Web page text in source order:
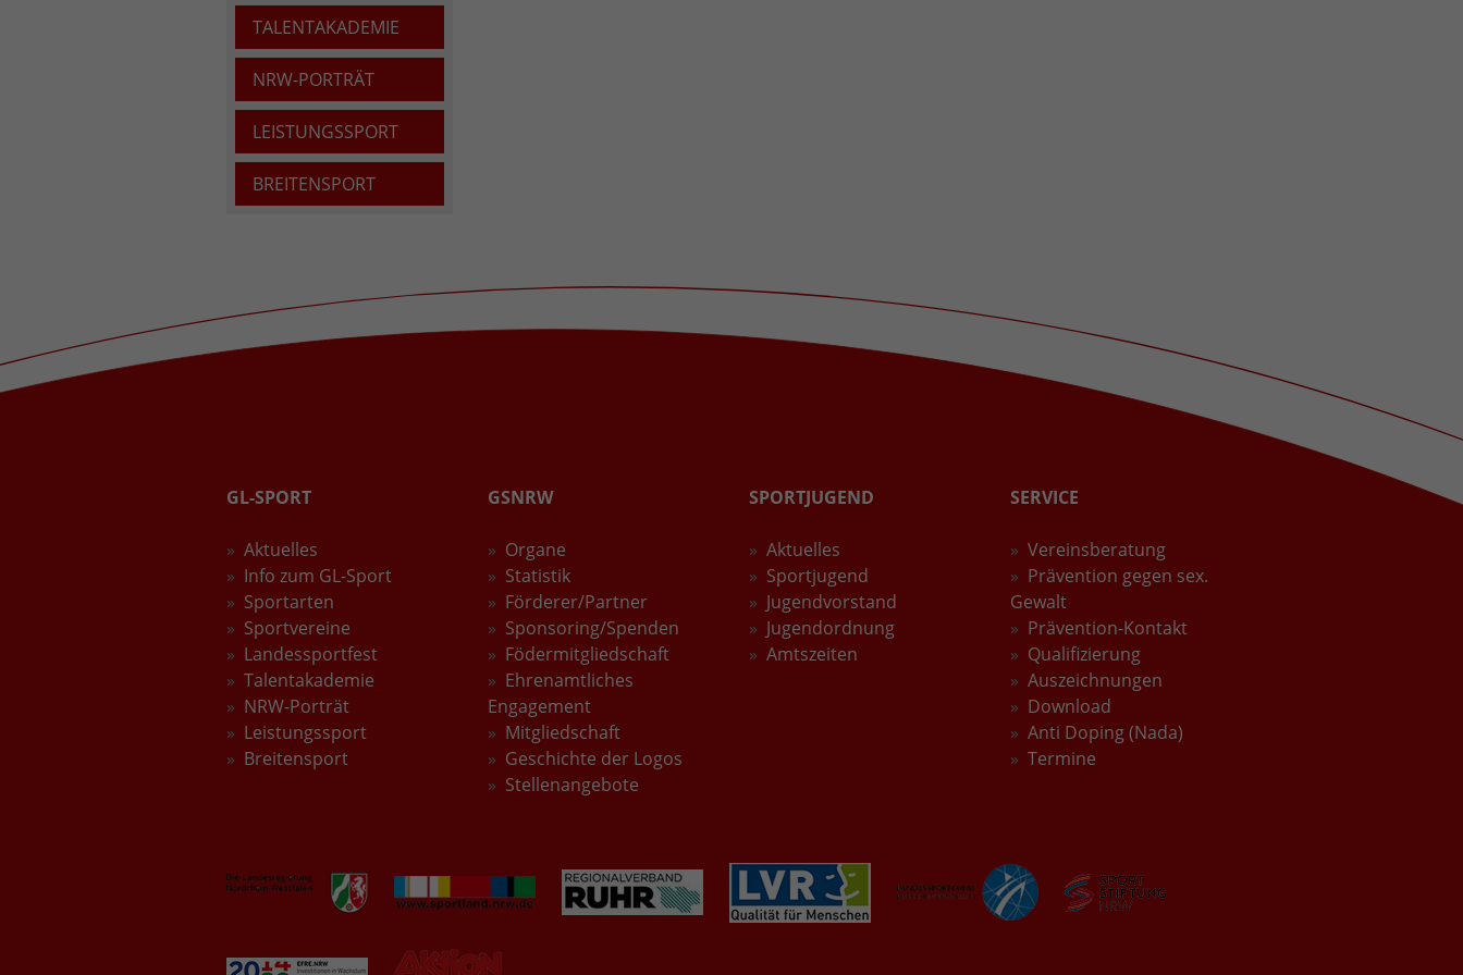
TALENTAKADEMIE
NRW-PORTRÄT
LEISTUNGSSPORT
BREITENSPORT
GL-SPORT
Aktuelles
Info zum GL-Sport
Sportarten
Sportvereine
Landessportfest
Talentakademie
NRW-Porträt
Leistungssport
Breitensport
GSNRW
Organe
Statistik
Förderer/Partner
Sponsoring/Spenden
Födermitgliedschaft
Ehrenamtliches
Engagement
Mitgliedschaft
Geschichte der Logos
Stellenangebote
SPORTJUGEND
Aktuelles
Sportjugend
Jugendvorstand
Jugendordnung
Amtszeiten
SERVICE
Vereinsberatung
Prävention gegen sex.
Gewalt
Prävention-Kontakt
Qualifizierung
Auszeichnungen
Download
Anti Doping (Nada)
Termine
Anzeigenplatzierung zu vereinfachen.
Wird verwendet, um den Sitzungsstatus zu